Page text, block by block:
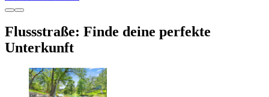
Flussstraße: Finde deine perfekte
Unterkunft